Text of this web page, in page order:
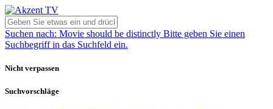
Suchen nach: Movie should be distinctly Bitte geben Sie einen
Suchbegriff in das Suchfeld ein.
Nicht verpassen
Suchvorschläge